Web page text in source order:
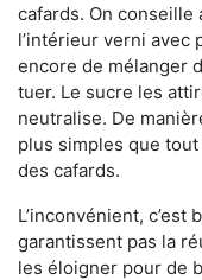
cafards. On conseille
l’intérieur verni avec
encore de mélanger
tuer. Le sucre les
neutralise. De
plus simples que
des cafards.
L’inconvénient,
garantissent pas la
les éloigner pour de